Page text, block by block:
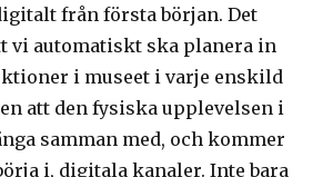
från första början. Det
vi automatiskt ska planera in
i museet i varje enskild
att den fysiska upplevelsen i
samman med, och kommer
i, digitala kanaler. Inte bara